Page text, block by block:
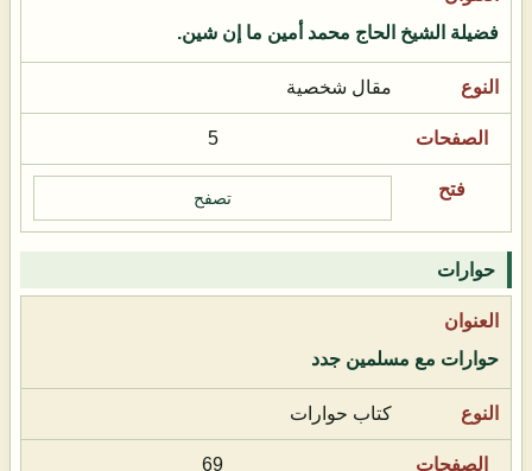
فضيلة الشيخ الحاج محمد أمين ما إن شين.
مقال شخصية
5
تصفح
حوارات
حوارات مع مسلمين جدد
كتاب حوارات
69